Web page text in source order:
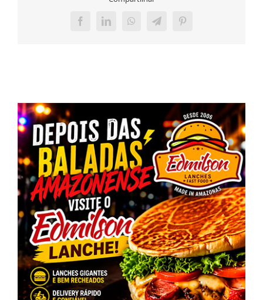
FacebookLinkedInWhatsAppTelegramPinterest